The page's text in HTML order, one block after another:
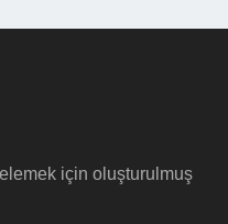
için oluşturulmuş